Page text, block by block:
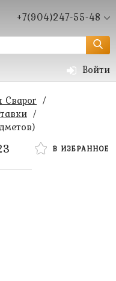
+7(904)247-55-48
Войти
Сварог /
/
В ИЗБРАННОЕ